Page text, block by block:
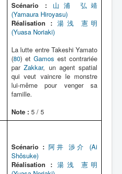
Scénario :
山浦 弘靖
(Yamaura Hiroyasu)
Réalisation : 湯浅 憲明
(Yuasa Noriaki)
La lutte entre Takeshi Yamato
(80) et Gamos est contrariée
parZakkar, un agent spatial
qui veut vaincre le monstre
lui-même pour venger sa
famille.
Note : 5 / 5
Scénario : 阿井 渉介 (Ai
Shôsuke)
Réalisation : 湯浅 憲明